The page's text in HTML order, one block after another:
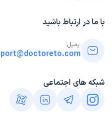
با ما در ارتباط باشید
ایمیل:
شبکه های اجتماعی